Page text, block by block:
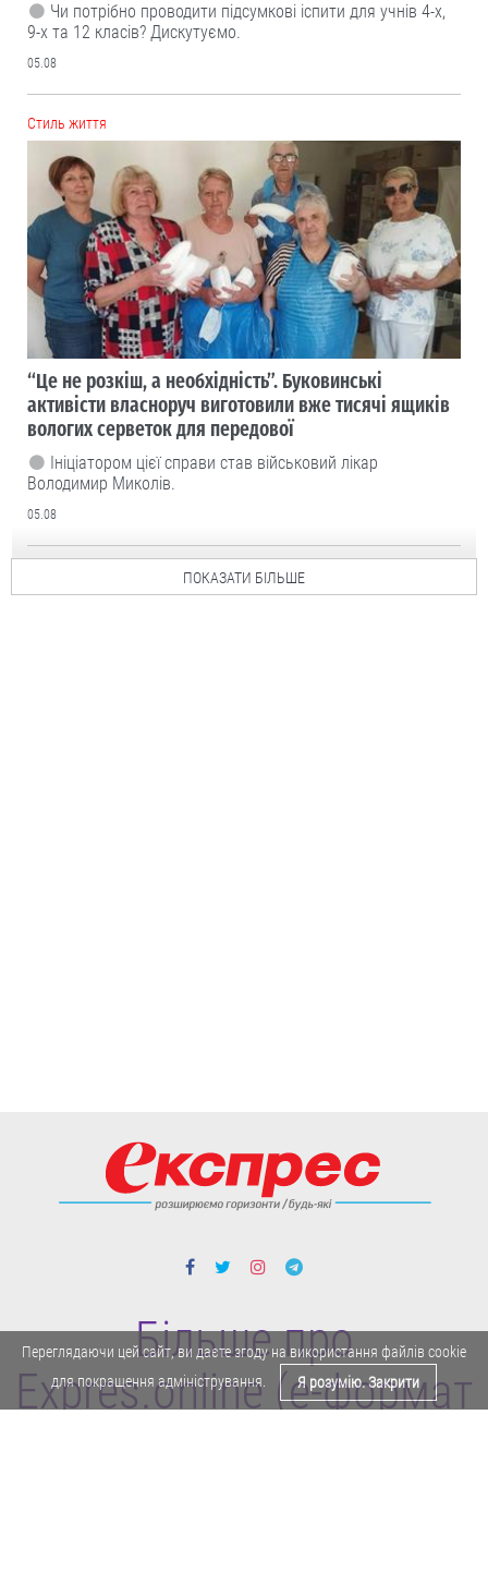
Чи потрібно проводити підсумкові іспити для учнів 4-х,
9-х та 12 класів? Дискутуємо.
05.08
Cтиль життя
“Це не розкіш, а необхідність”. Буковинські
активісти власноруч виготовили вже тисячі ящиків
вологих серветок для передової
Ініціатором цієї справи став військовий лікар
Володимир Миколів.
05.08
ПОКАЗАТИ БІЛЬШЕ
Більше про
Expres.online (e-формат
Переглядаючи цей сайт, ви даєте згоду на використання файлів cookie
для покращення адміністрування.
Я розумію. Закрити